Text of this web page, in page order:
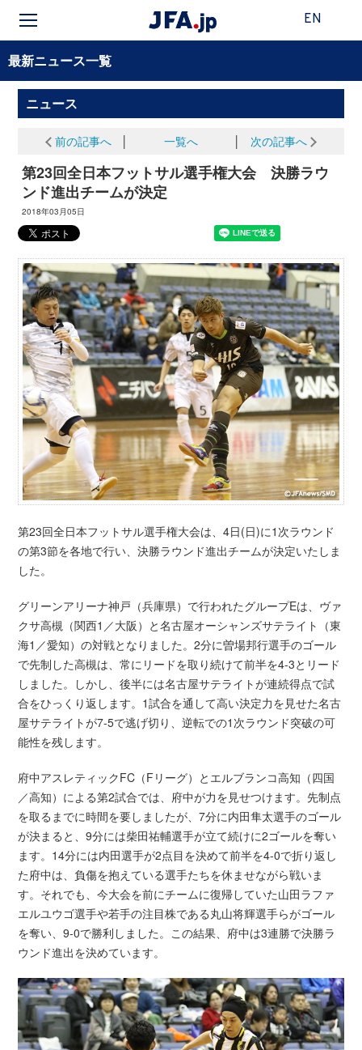
EN
最新ニュース一覧
ニュース
前の記事へ 一覧へ 次の記事へ
第23回全日本フットサル選手権大会 決勝ラウ
ンド進出チームが決定
2018年03月05日
第23回全日本フットサル選手権大会は、4日(日)に1次ラウンド
の第3節を各地で行い、決勝ラウンド進出チームが決定いたしま
した。
グリーンアリーナ神戸（兵庫県）で行われたグループEは、ヴァ
クサ高槻（関西1／大阪）と名古屋オーシャンズサテライト（東
海1／愛知）の対戦となりました。2分に曽場邦行選手のゴール
で先制した高槻は、常にリードを取り続けて前半を4-3とリード
しました。しかし、後半には名古屋サテライトが連続得点で試
合をひっくり返します。1試合を通して高い決定力を見せた名古
屋サテライトが7-5で逃げ切り、逆転での1次ラウンド突破の可
能性を残します。
府中アスレティックFC（Fリーグ）とエルブランコ高知（四国
／高知）による第2試合では、府中が力を見せつけます。先制点
を取るまでに時間を要しましたが、7分に内田隼太選手のゴール
が決まると、9分には柴田祐輔選手が立て続けに2ゴールを奪い
ます。14分には内田選手が2点目を決めて前半を4-0で折り返し
た府中は、負傷を抱えている選手たちを休ませながら戦いま
す。それでも、今大会を前にチームに復帰していた山田ラファ
エルユウゴ選手や若手の注目株である丸山将輝選手らがゴール
を奪い、9-0で勝利しました。この結果、府中は3連勝で決勝ラ
ウンド進出を決めています。